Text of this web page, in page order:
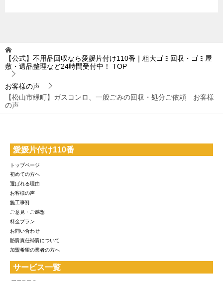
【公式】不用品回収なら愛媛片付け110番｜粗大ゴミ回収・ゴミ屋
敷・遺品整理など24時間受付中！
TOP
お客様の声
【松山市緑町】ガスコンロ、一般ごみの回収・処分ご依頼 お客様
の声
愛媛片付け110番
トップページ
初めての方へ
選ばれる理由
お客様の声
施工事例
ご意見・ご感想
料金プラン
お問い合わせ
賠償責任補償について
加盟希望の業者の方へ
サービス一覧